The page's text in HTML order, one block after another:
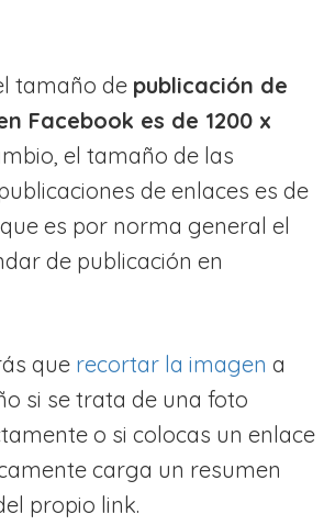
tamaño de publicación de
Facebook es de 1200 x
el tamaño de las
de enlaces es de
que es por norma general el
de publicación en
que recortar la imagen a
si se trata de una foto
o si colocas un enlace
carga un resumen
propio link.